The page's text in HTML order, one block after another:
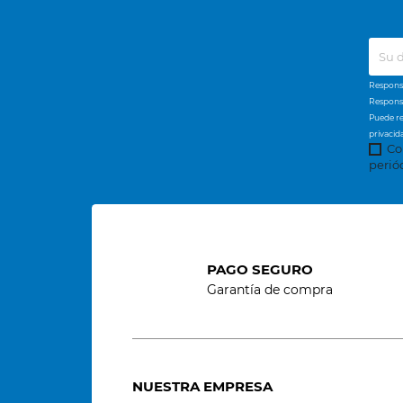
Puede
PAGO SEGURO
Garantía de compra
NUESTRA EMPRESA